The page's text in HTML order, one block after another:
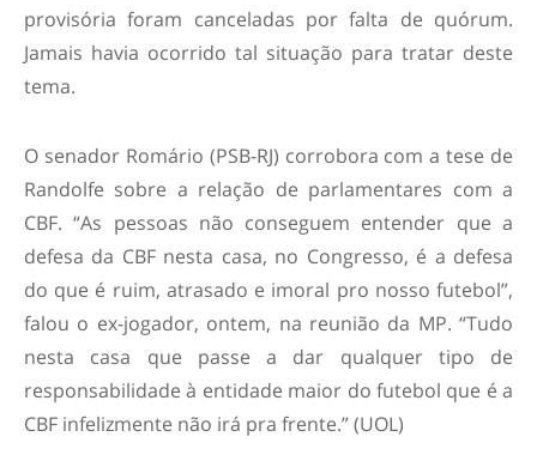
provisória foram canceladas por falta de quórum.
Jamais havia ocorrido tal situação para tratar deste
tema.
O senador Romário (PSB-RJ) corrobora com a tese de
Randolfe sobre a relação de parlamentares com a
CBF. “As pessoas não conseguem entender que a
defesa da CBF nesta casa, no Congresso, é a defesa
do que é ruim, atrasado e imoral pro nosso futebol”,
falou o ex-jogador, ontem, na reunião da MP. “Tudo
nesta casa que passe a dar qualquer tipo de
responsabilidade à entidade maior do futebol que é a
CBF infelizmente não irá pra frente.” (UOL)